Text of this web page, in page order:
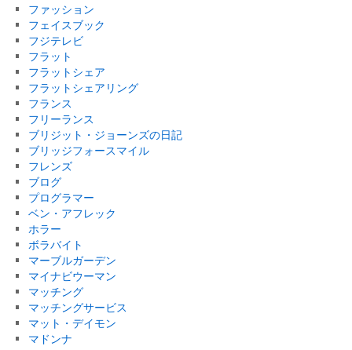
ファッション
フェイスブック
フジテレビ
フラット
フラットシェア
フラットシェアリング
フランス
フリーランス
ブリジット・ジョーンズの日記
ブリッジフォースマイル
フレンズ
ブログ
プログラマー
ベン・アフレック
ホラー
ボラバイト
マーブルガーデン
マイナビウーマン
マッチング
マッチングサービス
マット・デイモン
マドンナ